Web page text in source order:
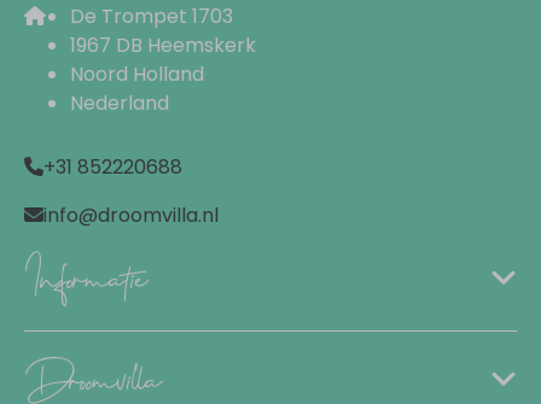
Flatscreen TV
Rondom de vakantiewoning
Terras
De Trompet 1703
1967 DB Heemskerk
Noord Holland
Nederland
+31 852220688
info@droomvilla.nl
Informatie
Droomvilla